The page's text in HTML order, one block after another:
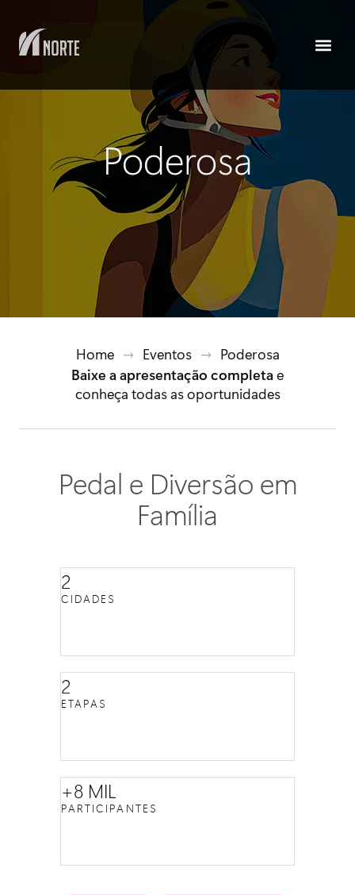
Poderosa
Home → Eventos → Poderosa
Baixe a apresentação completae
conheça todas as oportunidades
Pedal e Diversão em
Família
2
CIDADES
2
ETAPAS
+8 MIL
PARTICIPANTES